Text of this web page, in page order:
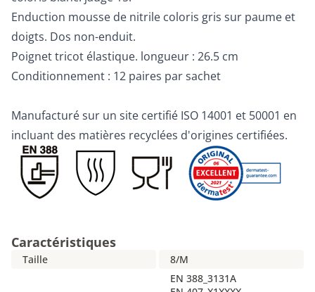
Enduction mousse de nitrile coloris gris sur paume et
doigts. Dos non-enduit.
Poignet tricot élastique. longueur : 26.5 cm
Conditionnement : 12 paires par sachet
Manufacturé sur un site certifié ISO 14001 et 50001 en
incluant des matières recyclées d'origines certifiées.
Caractéristiques
Taille
8/M
EN 388_3131A